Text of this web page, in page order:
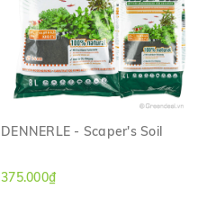
DENNERLE - Scaper's Soil
375.000₫